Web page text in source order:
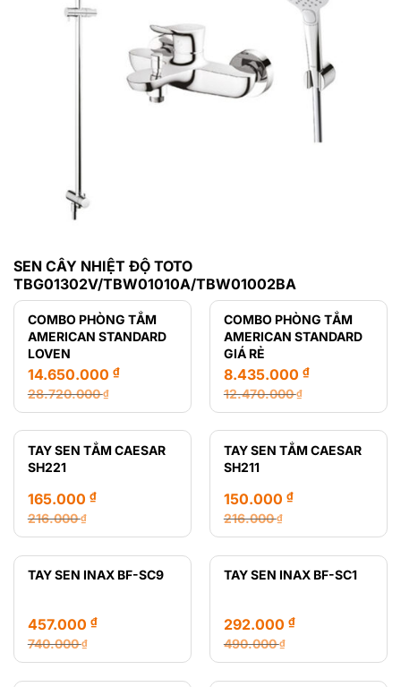
SEN CÂY NHIỆT ĐỘ TOTO
TBG01302V/TBW01010A/TBW01002BA
COMBO PHÒNG TẮM
AMERICAN STANDARD
LOVEN
28.720.000₫
Giá
gốc
là:
28.720.000 ₫.
14.650.000 ₫
Giá
hiện
tại
là:
COMBO PHÒNG TẮM
AMERICAN STANDARD
GIÁ RẺ
12.470.000₫
Giá
gốc
là:
12.470.000 ₫.
8.435.000 ₫
Giá
hiện
tại
là:
TAY SEN TẮM CAESAR
SH221
216.000₫
Giá
gốc
là:
165.000 ₫
Giá
hiện
tại
TAY SEN TẮM CAESAR
SH211
216.000₫
Giá
gốc
là:
150.000 ₫
Giá
hiện
tại
TAY SEN INAX BF-SC9
740.000₫
Giá
gốc
457.000 ₫
Giá
hiện
TAY SEN INAX BF-SC1
490.000₫
Giá
gốc
292.000 ₫
Giá
hiện